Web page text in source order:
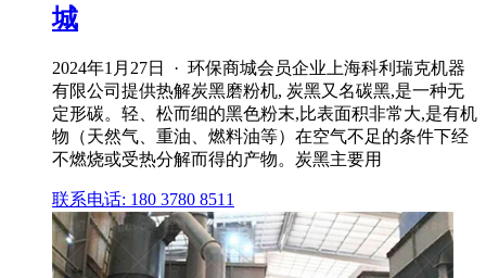
城
2024年1月27日 · 环保商城会员企业上海科利瑞克机器
有限公司提供热解炭黑磨粉机, 炭黑又名碳黑,是一种无
定形碳。轻、松而细的黑色粉末,比表面积非常大,是有机
物（天然气、重油、燃料油等）在空气不足的条件下经
不燃烧或受热分解而得的产物。炭黑主要用
联系电话: 180 3780 8511